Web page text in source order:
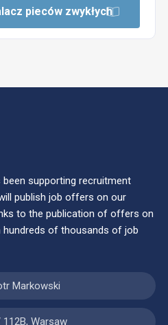
pieców zwykłych
supporting recruitment
publish job offers on our
to the publication of offers on
hundreds of thousands of job
Markowski
112B, Warsaw